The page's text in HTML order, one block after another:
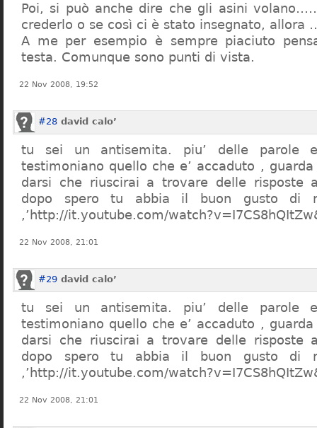
Poi, si può anche dire che gli asini
crederlo o se così ci è stato insegnato,
A me per esempio è sempre piaciuto
testa. Comunque sono punti di vista.
22 Nov 2008, 19:52
#28 david calo’
tu sei un antisemita. piu’ delle parole
testimoniano quello che e’ accaduto , guarda
darsi che riuscirai a trovare delle risposte
dopo spero tu abbia il buon gusto di
,’http://it.youtube.com/
22 Nov 2008, 21:01
#29 david calo’
tu sei un antisemita. piu’ delle parole
testimoniano quello che e’ accaduto , guarda
darsi che riuscirai a trovare delle risposte
dopo spero tu abbia il buon gusto di
,’http://it.youtube.com/
22 Nov 2008, 21:01